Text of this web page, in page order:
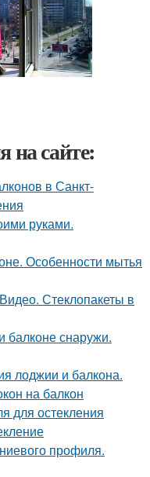
на сайте:
в Санкт-
руками.
Особенности мытья
Стеклопакеты в
балконе снаружи.
лоджии и балкона.
на балкон
для остекления
профиля.